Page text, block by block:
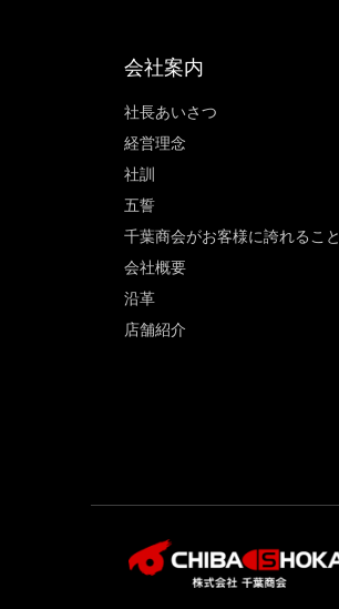
会社案内
社長あいさつ
経営理念
社訓
五誓
千葉商会がお客様に誇れること
会社概要
沿革
店舗紹介